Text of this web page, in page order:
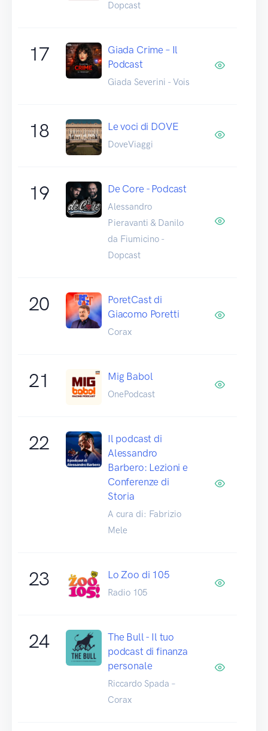
Dopcast
17
Giada Crime – Il
Podcast
Giada Severini - Vois
18 Le voci di DOVE
DoveViaggi
19 De Core - Podcast
Alessandro
Pieravanti & Danilo
da Fiumicino -
Dopcast
20
PoretCast di
Giacomo Poretti
Corax
21 Mig Babol
OnePodcast
22
Il podcast di
Alessandro
Barbero: Lezioni e
Conferenze di
Storia
A cura di: Fabrizio
Mele
23 Lo Zoo di 105
Radio 105
24
The Bull - Il tuo
podcast di finanza
personale
Riccardo Spada –
Corax